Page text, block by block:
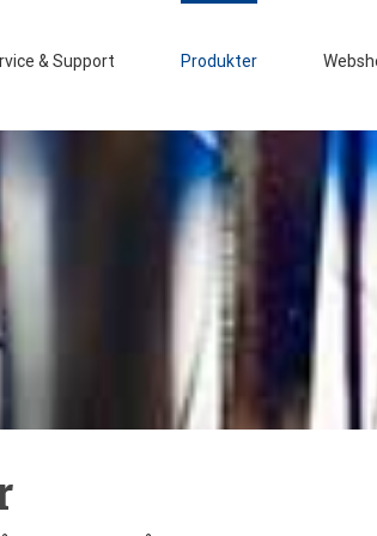
& Support Produkter